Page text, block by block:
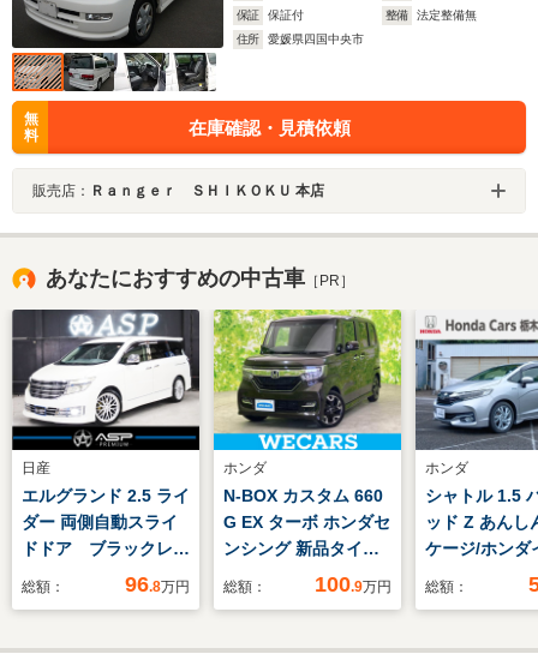
保証
保証付 整備
法定整備無
住所
愛媛県四国中央市
無
料
在庫確認・見積依頼
販売店： Ｒａｎｇｅｒ ＳＨＩＫＯＫＵ 本店
あなたにおすすめの中古車 ［PR］
日産
エルグランド 2.5 ライ
ダー 両側自動スライ
ドドア ブラックレザ
ーシート BADXロク
カーナビ 地デジフル
総額： 96.8万円
ホンダ
N-BOX カスタム 660
G EX ターボ ホンダセ
ンシング 新品タイヤ/
社外 SDナビ/ホンダセ
防止支援システム/シ
総額： 100.9万円
ホンダ
シャトル 1.5
ッド Z あんし
ケージ/ホンダ
ーナビシステ
ヘッドライト/
総額：